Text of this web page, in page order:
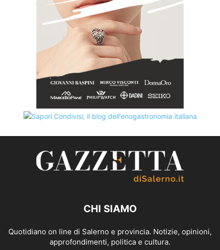
CHI SIAMO
Quotidiano on line di Salerno e provincia. Notizie, opinioni,
approfondimenti, politica e cultura.